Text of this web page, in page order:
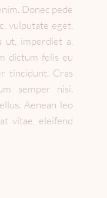
Donec pede
vulputate eget,
ut, imperdiet a,
dictum felis eu
tincidunt. Cras
semper nisi.
Aenean leo
vitae, eleifend